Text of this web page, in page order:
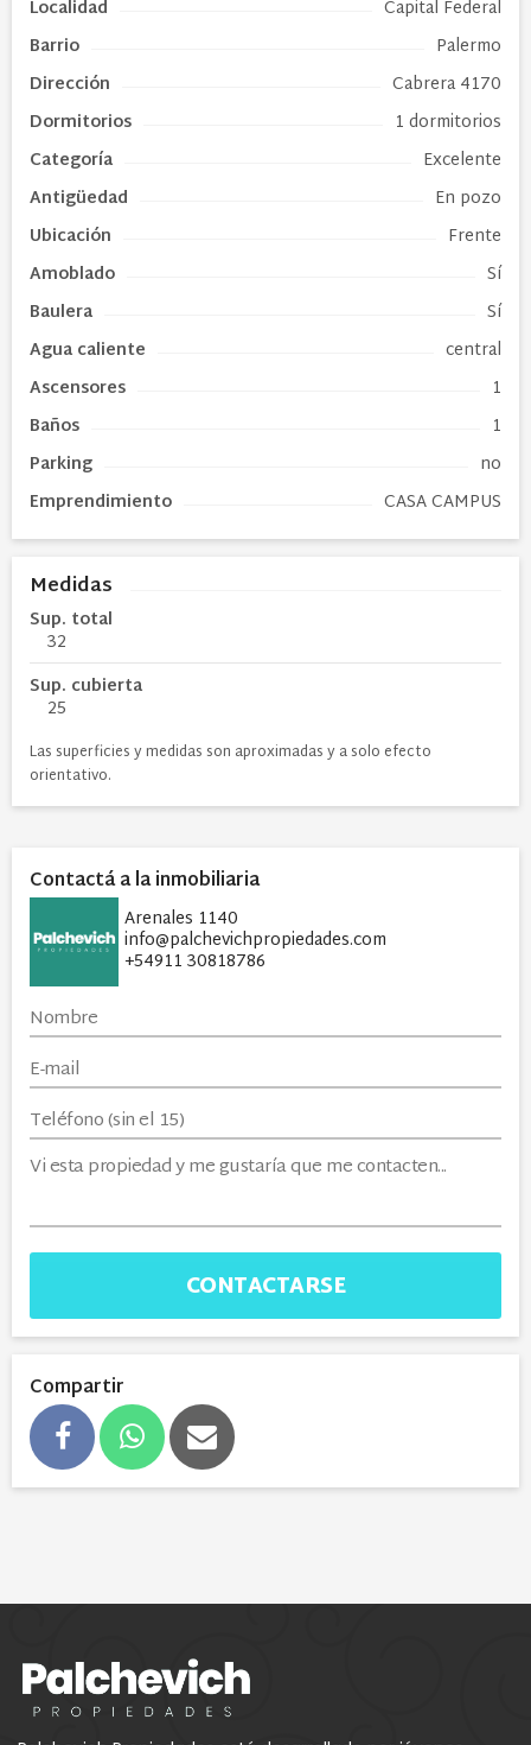
Localidad
Capital Federal
Barrio
Palermo
Dirección
Cabrera 4170
Dormitorios
1 dormitorios
Categoría
Excelente
Antigüedad
En pozo
Ubicación
Frente
Amoblado
Sí
Baulera
Sí
Agua caliente
central
Ascensores
1
Baños
1
Parking
no
Emprendimiento
CASA CAMPUS
Medidas
Sup. total
32
Sup. cubierta
25
Las superficies y medidas son aproximadas y a solo efecto
orientativo.
Contactá a la inmobiliaria
Arenales 1140
info@palchevichpropiedades.com
+54911 30818786
CONTACTARSE
Compartir